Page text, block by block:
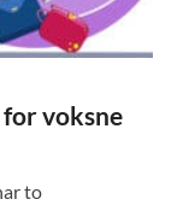
voksne
to